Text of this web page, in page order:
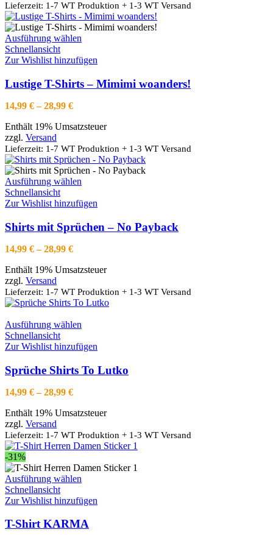
gewählt
werden
Lieferzeit: 1-7 WT Produktion + 1-3 WT Versand
Ausführung wählen
weist
Varianten
auf.
können
der
Produktseite
gewählt
Schnellansicht
Zur Wishlist hinzufügen
Lustige T-Shirts – Mimimi woanders!
14,99 € –28,99 €Preisspanne:
bis
Enthält 19% Umsatzsteuer
zzgl. Versand
Lieferzeit: 1-7 WT Produktion + 1-3 WT Versand
Ausführung wählen
weist
Varianten
auf.
können
der
Produktseite
Schnellansicht
Zur Wishlist hinzufügen
Shirts mit Sprüchen – No Payback
14,99 € –28,99 €Preisspanne:
bis
Enthält 19% Umsatzsteuer
zzgl. Versand
Lieferzeit: 1-7 WT Produktion + 1-3 WT Versand
Ausführung wählen
weist
Varianten
auf.
können
der
Produktseite
werden
Schnellansicht
Zur Wishlist hinzufügen
Sprüche Shirts To Lutko
14,99 € –28,99 €Preisspanne:
bis
Enthält 19% Umsatzsteuer
zzgl. Versand
Lieferzeit: 1-7 WT Produktion + 1-3 WT Versand
-31%
Ausführung wählen
weist
Varianten
Schnellansicht
Zur Wishlist hinzufügen
T-Shirt KARMA